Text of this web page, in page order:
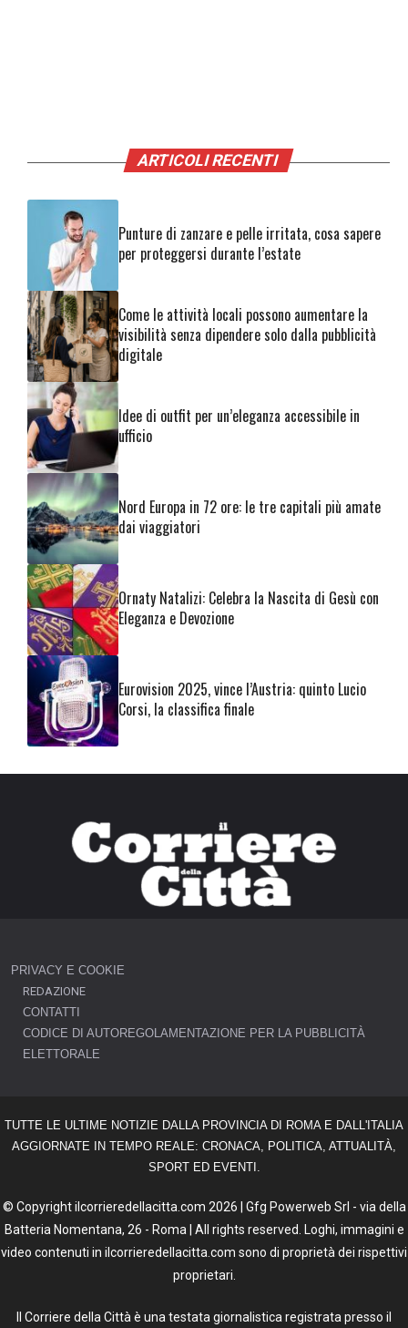
ARTICOLI RECENTI
Punture di zanzare e pelle irritata, cosa sapere
per proteggersi durante l’estate
Come le attività locali possono aumentare la
visibilità senza dipendere solo dalla pubblicità
digitale
Idee di outfit per un’eleganza accessibile in
ufficio
Nord Europa in 72 ore: le tre capitali più amate
dai viaggiatori
Ornaty Natalizi: Celebra la Nascita di Gesù con
Eleganza e Devozione
Eurovision 2025, vince l’Austria: quinto Lucio
Corsi, la classifica finale
PRIVACY E COOKIE
REDAZIONE
CONTATTI
CODICE DI AUTOREGOLAMENTAZIONE PER LA PUBBLICITÀ
ELETTORALE
TUTTE LE ULTIME NOTIZIE DALLA PROVINCIA DI ROMA E DALL'ITALIA
AGGIORNATE IN TEMPO REALE: CRONACA, POLITICA, ATTUALITÀ,
SPORT ED EVENTI.
© Copyright ilcorrieredellacitta.com 2026 | Gfg Powerweb Srl - via della
Batteria Nomentana, 26 - Roma | All rights reserved. Loghi, immagini e
video contenuti in ilcorrieredellacitta.com sono di proprietà dei rispettivi
proprietari.
Il Corriere della Città è una testata giornalistica registrata presso il